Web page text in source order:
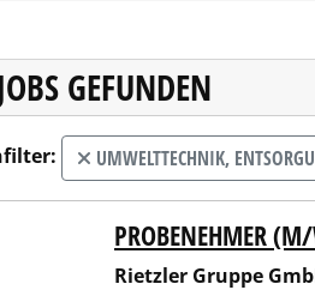
GEFUNDEN
UMWELTTECHNIK,
Gruppe GmbHPROBENEHMER
Rietzler Gruppe